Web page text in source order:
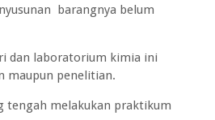
barangnya belum
dan laboratorium kimia ini
maupun penelitian.
tengah melakukan praktikum